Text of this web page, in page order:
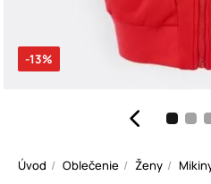
-13%
Úvod Oblečenie Ženy